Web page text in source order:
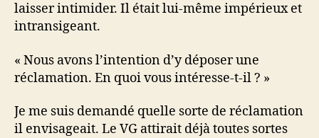
laisser intimider. Il était lui-même impérieux et
intransigeant.
« Nous avons l’intention d’y déposer une
réclamation. En quoi vous intéresse-t-il ? »
Je me suis demandé quelle sorte de réclamation
il envisageait. Le VG attirait déjà toutes sortes